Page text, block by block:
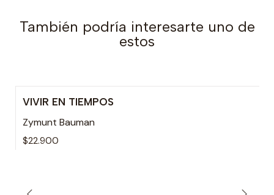
También podría interesarte uno de
estos
VIVIR EN TIEMPOS
Zymunt Bauman
$22.900